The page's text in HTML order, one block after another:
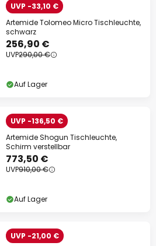
UVP -33,10 €
Artemide Tolomeo Micro Tischleuchte,
schwarz
256,90 €
UVP290,00 €
Auf Lager
UVP -136,50 €
Artemide Shogun Tischleuchte,
Schirm verstellbar
773,50 €
UVP910,00 €
Auf Lager
UVP -21,00 €